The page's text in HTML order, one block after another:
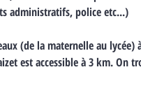
administratifs, police etc...)
(de la maternelle au lycée)
est accessible à 3 km. On